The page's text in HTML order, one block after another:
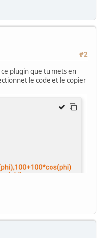
#2
plugin que tu mets en
le code et le copier